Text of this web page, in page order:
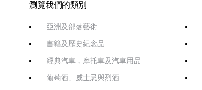
瀏覽我們的類別
亞洲及部落藝術
書籍及歷史紀念品
經典汽車，摩托車及汽車用品
葡萄酒、威士忌與烈酒